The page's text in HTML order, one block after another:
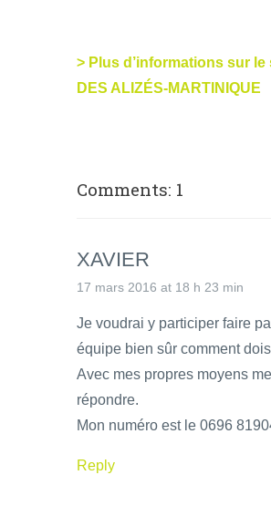
> Plus d’informations sur le
DES ALIZÉS-MARTINIQUE
Comments: 1
XAVIER
17 mars 2016 at 18 h 23 min
Je voudrai y participer faire
équipe bien sûr comment
Avec mes propres moyens
répondre.
Mon numéro est le 0696
Reply